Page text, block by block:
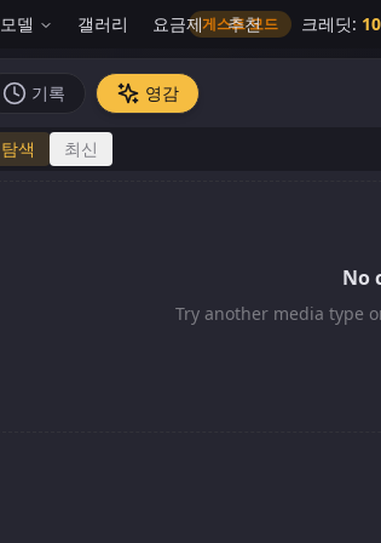
모델 갤러리 요금제 추천
게스트 모드 크레딧: 10
기록 영감
탐색 최신
No
Try another media type